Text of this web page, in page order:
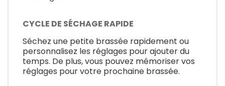
CYCLE DE SÉCHAGE RAPIDE
Séchez une petite brassée rapidement ou
personnalisez les réglages pour ajouter du
temps. De plus, vous pouvez mémoriser vos
réglages pour votre prochaine brassée.